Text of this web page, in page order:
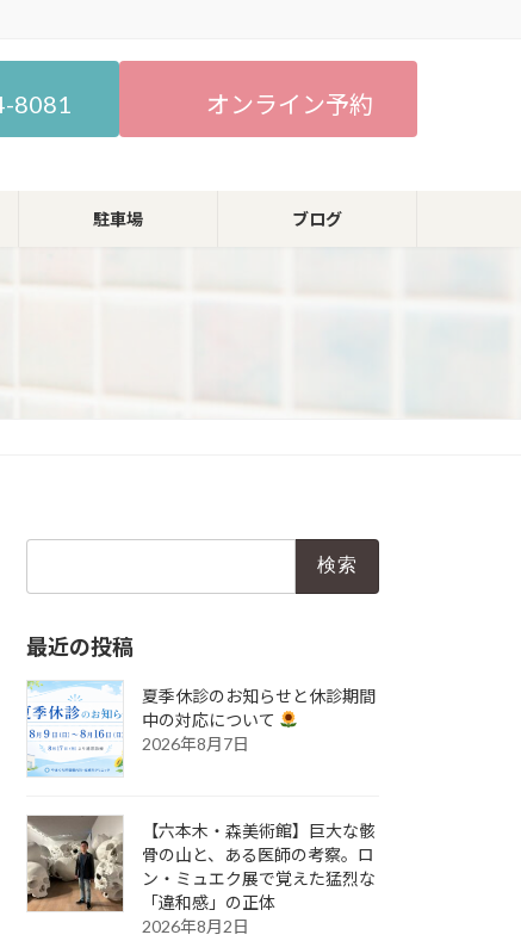
8081 オンライン予約
駐車場 ブログ
最近の投稿
夏季休診のお知らせと休診期間
中の対応について
2026年8月7日
【六本木・森美術館】巨大な骸
骨の山と、ある医師の考察。ロ
ン・ミュエク展で覚えた猛烈な
「違和感」の正体
2026年8月2日